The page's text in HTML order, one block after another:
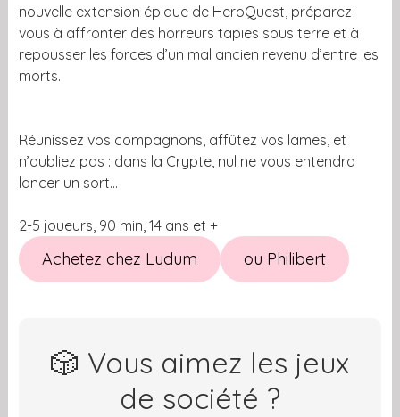
nouvelle extension épique de HeroQuest, préparez-
vous à affronter des horreurs tapies sous terre et à
repousser les forces d’un mal ancien revenu d’entre les
morts.
Réunissez vos compagnons, affûtez vos lames, et
n’oubliez pas : dans la Crypte, nul ne vous entendra
lancer un sort…
2-5 joueurs, 90 min, 14 ans et +
Achetez chez Ludum ou Philibert
🎲 Vous aimez les jeux
de société ?